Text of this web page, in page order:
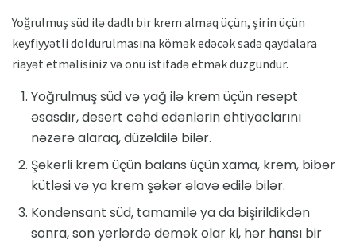
Yoğrulmuş süd ilə dadlı bir krem ​​almaq üçün, şirin üçün
keyfiyyətli doldurulmasına kömək edəcək sadə qaydalara
riayət etməlisiniz və onu istifadə etmək düzgündür.
Yoğrulmuş süd və yağ ilə krem ​​üçün resept
əsasdır, desert cəhd edənlərin ehtiyaclarını
nəzərə alaraq, düzəldilə bilər.
Şəkərli krem ​​üçün balans üçün xama, krem, bibər
kütləsi və ya krem ​​şəkər əlavə edilə bilər.
Kondensant süd, tamamilə ya da bişirildikdən
sonra, son yerlərdə demək olar ki, hər hansı bir